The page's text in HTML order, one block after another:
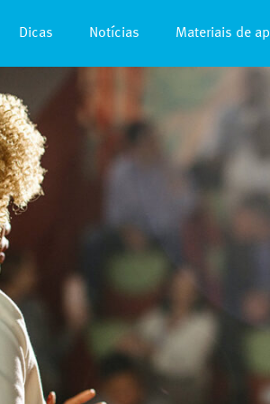
Dicas Notícias Materiais de